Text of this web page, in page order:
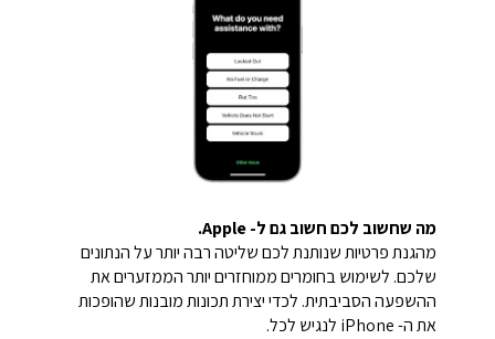
מה שחשוב לכם חשוב גם ל- Apple.
מהגנת פרטיות שנותנת לכם שליטה רבה יותר על הנתונים
שלכם. לשימוש בחומרים ממוחזרים יותר הממזערים את
ההשפעה הסביבתית. לכדי יצירת תכונות מובנות שהופכות
את ה- iPhone לנגיש לכל.